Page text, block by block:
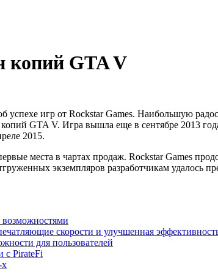
копий GTA V
успехе игр от Rockstar Games. Наибольшую
GTA V. Игра вышла еще в сентябре 2013
2015.
места в чартах продаж. Rockstar Games
экземпляров разработчикам удалось
скорости и улучшенная
для пользователей
с PirateFi
х